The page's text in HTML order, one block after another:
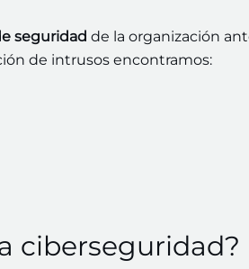
seguridad de la organización
de intrusos encontramos:
ciberseguridad?